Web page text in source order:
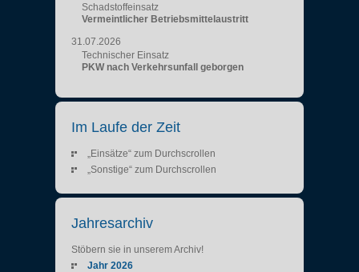
Schadstoffeinsatz
Vermeintlicher Betriebsmittelaustritt
31.07.2026
Technischer Einsatz
PKW nach Verkehrsunfall geborgen
Im Laufe der Zeit
„Einsätze“ zum Durchscrollen
„Sonstige“ zum Durchscrollen
Jahresarchiv
Stöbern sie in unserem Archiv!
Jahr 2026